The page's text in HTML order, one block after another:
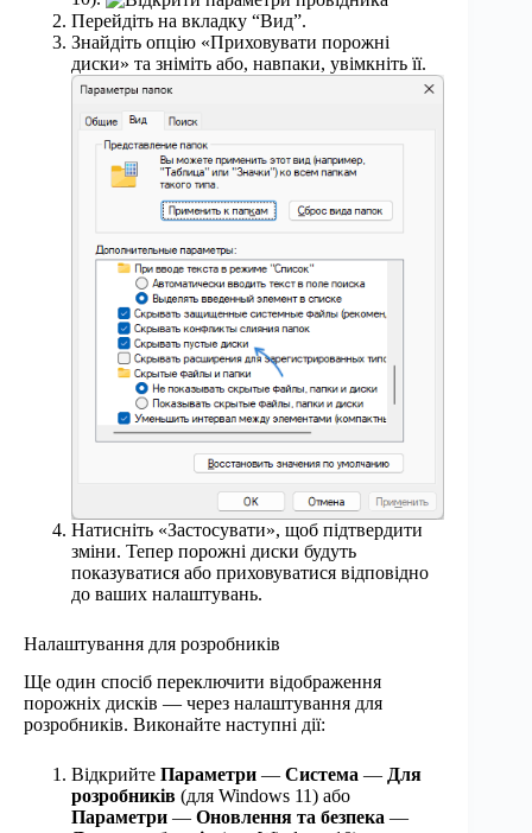
Перейдіть на вкладку “Вид”.
Знайдіть опцію «Приховувати порожні
диски» та зніміть або, навпаки, увімкніть її.
Натисніть «Застосувати», щоб підтвердити
зміни. Тепер порожні диски будуть
показуватися або приховуватися відповідно
до ваших налаштувань.
Налаштування для розробників
Ще один спосіб переключити відображення
порожніх дисків — через налаштування для
розробників. Виконайте наступні дії:
Відкрийте Параметри — Система — Для
розробників (для Windows 11) або
Параметри — Оновлення та безпека —